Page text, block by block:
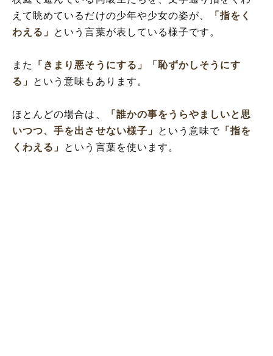
えて眺めているだけの少年や少女の姿が、
「指をく
わえる」
という言葉が表している様子です。
また 「きまり悪そうにする」
「恥ずかしそうにす
る」
という意味もあります。
ほとんどの場合は、
「誰かの事をうらやましいと思
いつつ、手を出させない様子」
という意味で 「指を
くわえる」 という言葉を使います。